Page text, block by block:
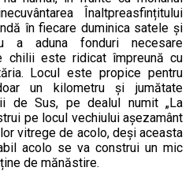
Înaltpreasfințitului
în fiecare duminica satele și
a aduna fonduri necesare
chilii este ridicat împreună cu
Locul este propice pentru
un kilometru și jumătate
de Sus, pe dealul numit „La
pe locul vechiului așezamânt
vitrege de acolo, deși aceasta
acolo se va construi un mic
de mănăstire.